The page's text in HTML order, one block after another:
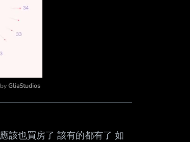
GliaStudios
該也買房了 該有的都有了 如